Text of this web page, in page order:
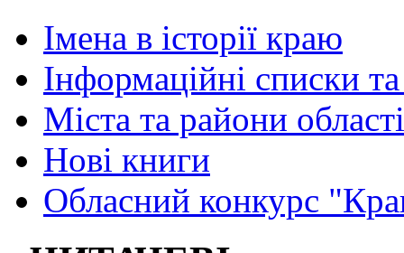
Імена в історії краю
Інформаційні списки
Міста та райони області
Нові книги
Обласний конкурс